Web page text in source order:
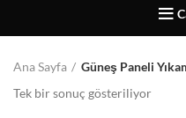
Ana Sayfa
Güneş Paneli
Tek bir sonuç gösteriliyor